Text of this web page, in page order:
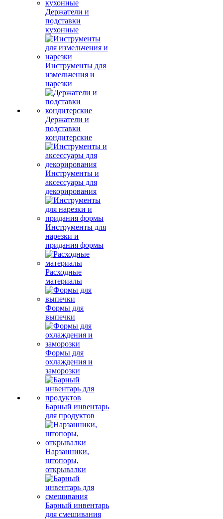
Держатели и
подставки
кухонные
Инструменты для
измельчения и
нарезки
Держатели и
подставки
кондитерские
Инструменты и
аксессуары для
декорирования
Инструменты для
нарезки и
придания формы
Расходные
материалы
Формы для
выпечки
Формы для
охлаждения и
заморозки
Барный инвентарь
для продуктов
Нарзанники,
штопоры,
открывалки
Барный инвентарь
для смешивания